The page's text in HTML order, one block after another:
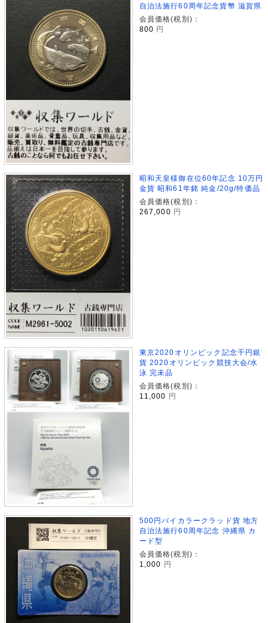
自治法施行60周年記念貨幣 滋賀県
会員価格(税別)：
800 円
昭和天皇様御在位60年記念 10万円
金貨 昭和61年銘 純金/20g/特価品
会員価格(税別)：
267,000 円
東京2020オリンピック記念千円銀
貨 2020オリンピック競技大会/水
泳 完未品
会員価格(税別)：
11,000 円
500円バイカラークラッド貨 地方
自治法施行60周年記念 沖縄県 カ
ード型
会員価格(税別)：
1,000
円